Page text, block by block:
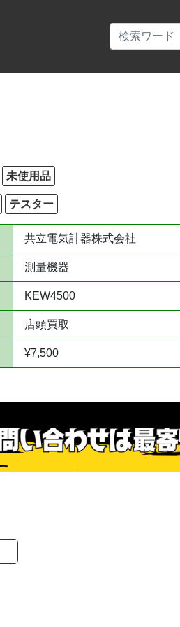
未使用品
テスター
共立電気計器株式会社
測量機器
KEW4500
店頭買取
¥7,500